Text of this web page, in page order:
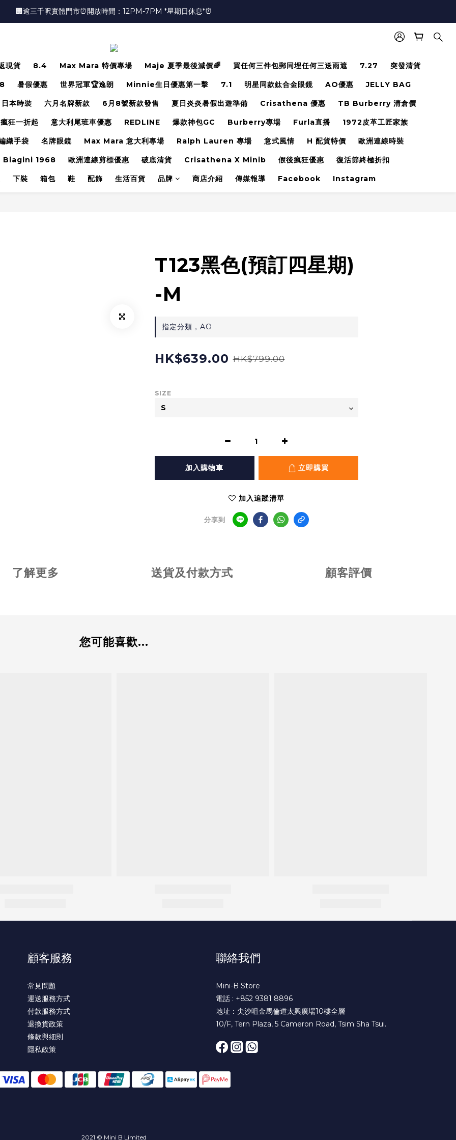
🏢逾三千呎實體門市⏰開放時間：12PM-7PM *星期日休息*⏰
🏢逾三千呎實體門市⏰開放時間：12PM-7PM *星期日休息*⏰
🏢逾三千呎實體門市⏰開放時間：12PM-7PM *星期日休息*⏰
現貨 8.4 Max Mara 特價專場 Maje 夏季最後減價🌈 買任何三件包郵同埋任何三送雨遮 7.27 突發清貨
暑假優惠 世界冠軍🏆逸朗 Minnie生日優惠第一擊 7.1 明星同款鈦合金眼鏡 AO優惠 JELLY BAG
日本時裝 六月名牌新款 6月8號新款發售 夏日炎炎暑假出遊準備 Crisathena 優惠 TB Burberry 清倉價
瘋狂一折起 意大利尾班車優惠 REDLINE 爆款神包GC Burberry專場 Furla直播 1972皮革工匠家族
織手袋 名牌眼鏡 Max Mara 意大利專場 Ralph Lauren 專場 意式風情 H 配貨特價 歐洲連線時裝
Biagini 1968 歐洲連線剪標優惠 破底清貨 Crisathena X Minib 假後瘋狂優惠 復活節終極折扣
下裝 箱包 鞋 配飾 生活百貨 品牌 商店介紹 傳媒報導 Facebook Instagram
T123黑色(預訂四星期)
-M
指定分類，AO
HK$639.00 HK$799.00
SIZE
加入購物車 立即購買
加入追蹤清單
分享到
了解更多 送貨及付款方式 顧客評價
您可能喜歡...
顧客服務
常見問題
運送服務方式
付款服務方式
退換貨政策
條款與細則
隱私政策
聯絡我們
Mini-B Store
電話 : +852 9381 8896
地址：尖沙咀金馬倫道太興廣場10樓全層
10/F, Tern Plaza, 5 Cameron Road, Tsim Sha Tsui.
2021 © Mini B Limited